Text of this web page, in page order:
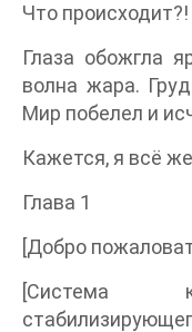
Что происходит?!
Глаза обожгла
волна жара.
Мир побелел и
Кажется, я всё
Глава 1
[Добро
[Система